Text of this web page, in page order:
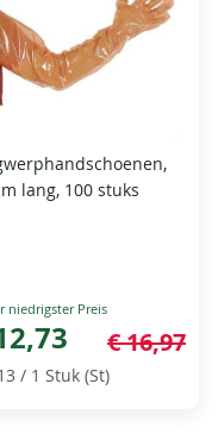
lang, 100 stuks
€ 16,97
/ 1 Stuk (St)